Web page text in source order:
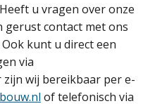
u vragen over onze
gerust contact met ons
Ook kunt u direct een
via
zijn wij bereikbaar per e-
of telefonisch via